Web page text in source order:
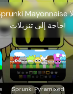
حاجة إلى تنزيلات!
Sprunki Pyramixed